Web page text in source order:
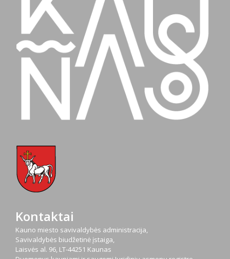
Kontaktai
Kauno miesto savivaldybės administracija,
Savivaldybės biudžetinė įstaiga,
Laisvės al. 96, LT-44251 Kaunas